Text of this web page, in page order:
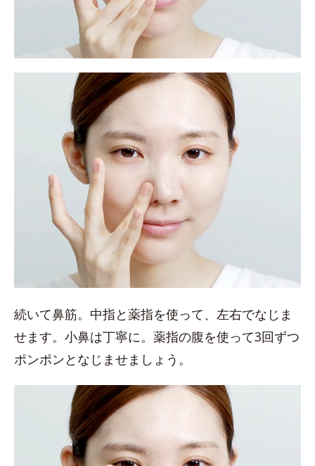
続いて鼻筋。中指と薬指を使って、左右でなじま
せます。小鼻は丁寧に。薬指の腹を使って3回ずつ
ポンポンとなじませましょう。